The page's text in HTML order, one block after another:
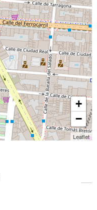
+
−
Leaflet